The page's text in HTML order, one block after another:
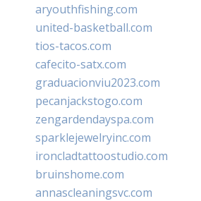
aryouthfishing.com
united-basketball.com
tios-tacos.com
cafecito-satx.com
graduacionviu2023.com
pecanjackstogo.com
zengardendayspa.com
sparklejewelryinc.com
ironcladtattoostudio.com
bruinshome.com
annascleaningsvc.com